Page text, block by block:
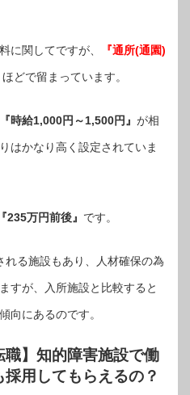
に関してですが、 『通所(通園)
ほどで留まっています。
『時給1,000円～1,500円』 が相
はかなり高く設定されていま
『235万円前後』 です。
る施設もあり、人材確保の為
すが、入所施設と比較すると
向にあるのです。
職】知的障害施設で働
用してもらえるの？